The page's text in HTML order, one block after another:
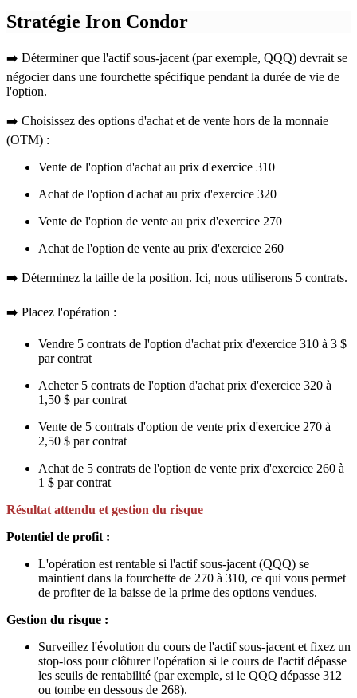
Stratégie Iron Condor
➡️ Déterminer que l'actif sous-jacent (par exemple, QQQ) devrait se
négocier dans une fourchette spécifique pendant la durée de vie de
l'option.
➡️ Choisissez des options d'achat et de vente hors de la monnaie
(OTM) :
Vente de l'option d'achat au prix d'exercice 310
Achat de l'option d'achat au prix d'exercice 320
Vente de l'option de vente au prix d'exercice 270
Achat de l'option de vente au prix d'exercice 260
➡️ Déterminez la taille de la position. Ici, nous utiliserons 5 contrats.
➡️ Placez l'opération :
Vendre 5 contrats de l'option d'achat prix d'exercice 310 à 3 $
par contrat
Acheter 5 contrats de l'option d'achat prix d'exercice 320 à
1,50 $ par contrat
Vente de 5 contrats d'option de vente prix d'exercice 270 à
2,50 $ par contrat
Achat de 5 contrats de l'option de vente prix d'exercice 260 à
1 $ par contrat
Résultat attendu et gestion du risque
Potentiel de profit :
L'opération est rentable si l'actif sous-jacent (QQQ) se
maintient dans la fourchette de 270 à 310, ce qui vous permet
de profiter de la baisse de la prime des options vendues.
Gestion du risque :
Surveillez l'évolution du cours de l'actif sous-jacent et fixez un
stop-loss pour clôturer l'opération si le cours de l'actif dépasse
les seuils de rentabilité (par exemple, si le QQQ dépasse 312
ou tombe en dessous de 268).